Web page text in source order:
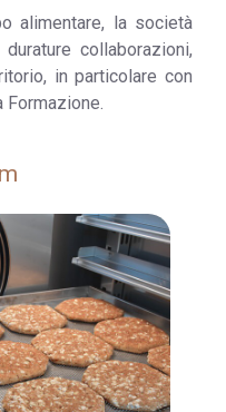
alimentare, la società
collaborazioni,
in particolare con